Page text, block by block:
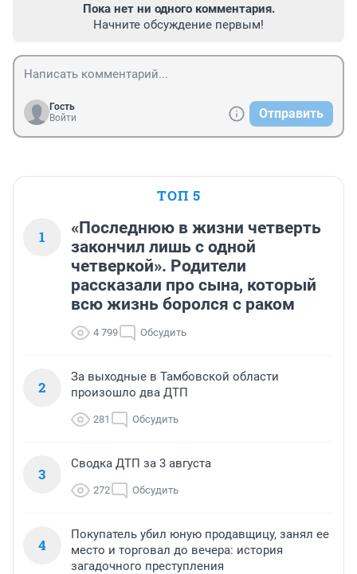
Пока нет ни одного комментария.
Начните обсуждение первым!
Гость
Войти
Отправить
ТОП 5
1
«Последнюю в жизни четверть
закончил лишь с одной
четверкой». Родители
рассказали про сына, который
всю жизнь боролся с раком
4 799 Обсудить
2
За выходные в Тамбовской области
произошло два ДТП
281 Обсудить
3
Сводка ДТП за 3 августа
272 Обсудить
4
Покупатель убил юную продавщицу, занял ее
место и торговал до вечера: история
загадочного преступления